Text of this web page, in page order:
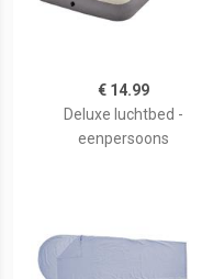
€ 14.99
Deluxe luchtbed -
eenpersoons